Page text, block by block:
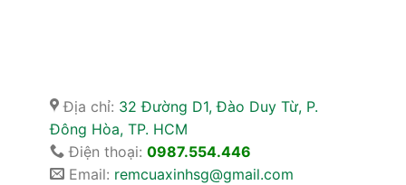
Địa chỉ: 32 Đường D1, Đào Duy Từ, P.
Đông Hòa, TP. HCM
Điện thoại: 0987.554.446
Email: remcuaxinhsg@gmail.com